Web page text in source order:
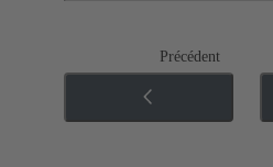
Précédent